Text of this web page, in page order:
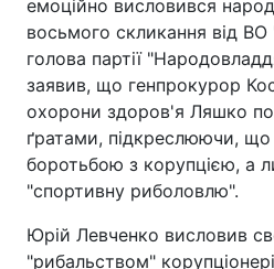
емоційно висловився
восьмого скликання від ВО
голова партії
заявив, що генпрокурор
охорони здоров'я Ляшко
ґратами, підкреслюючи,
боротьбою з корупцією, а
"спортивну риболовлю".
Юрій Левченко висловив
"рибальством"